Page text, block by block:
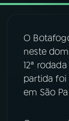
08
ACOMPANHE A
O
neste
12ª
partida foi
em São